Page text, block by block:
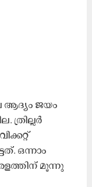
ജയം
ത്രില്ലർ
ഒന്നാം
മൂന്നു